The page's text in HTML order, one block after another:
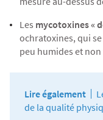
Les mycotoxines «
ochratoxines, qui
peu humides et
Lire également
de la qualité